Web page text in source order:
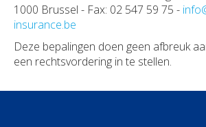
1000 Brussel - Fax: 02 547 59 75 -
insurance.be
Deze bepalingen doen geen afbreuk
een rechtsvordering in te stellen.